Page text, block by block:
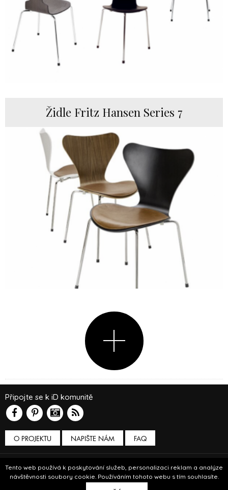
Tento web používá k poskytování služeb, personalizaci reklam a analýze
návštěvnosti soubory cookie. Používáním tohoto webu s tím souhlasíte.
Židle Fritz Hansen Series 7
O PROJEKTU NAPIŠTE NÁM
Připojte se k iD komunitě
FAQ
Podmínky používání
© Insidecor 2013-2019.